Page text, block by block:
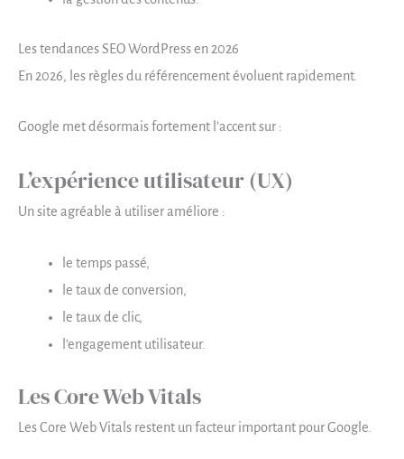
Les tendances SEO WordPress en 2026
En 2026, les règles du référencement évoluent rapidement.
Google met désormais fortement l’accent sur :
L’expérience utilisateur (UX)
Un site agréable à utiliser améliore :
le temps passé,
le taux de conversion,
le taux de clic,
l’engagement utilisateur.
Les Core Web Vitals
Les Core Web Vitals restent un facteur important pour Google.